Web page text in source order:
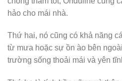
hảo cho mái nhà.
Thứ hai, nó cũng có khả năng
từ mưa hoặc sự ồn ào bên
trường sống thoải mái và yên